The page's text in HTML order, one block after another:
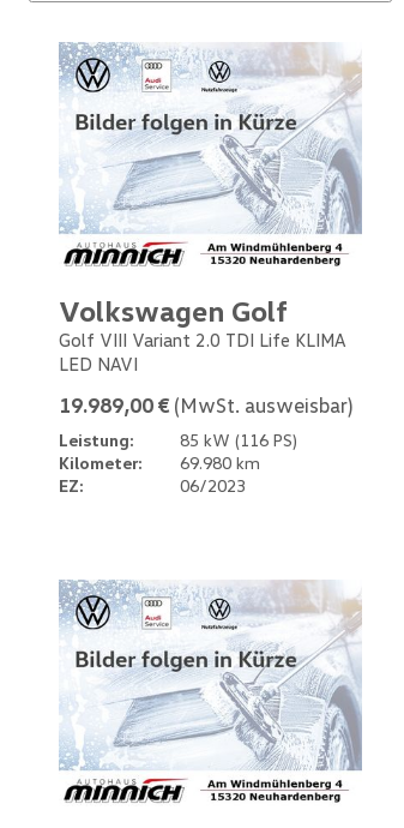
Volkswagen Golf
Golf VIII Variant 2.0 TDI Life KLIMA
LED NAVI
19.989,00 € (MwSt. ausweisbar)
Leistung:
85 kW (116 PS)
Kilometer:
69.980 km
EZ:
06/2023